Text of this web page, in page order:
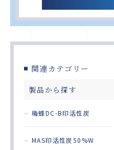
関連カテゴリー
製品から探す
梅蜂DC-B印活性炭
MAS印活性炭50%W